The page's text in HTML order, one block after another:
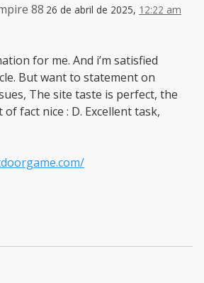
88 26 de abril de 2025, 12:22 am
for me. And i’m satisfied
But want to statement on
The site taste is perfect, the
fact nice : D. Excellent task,